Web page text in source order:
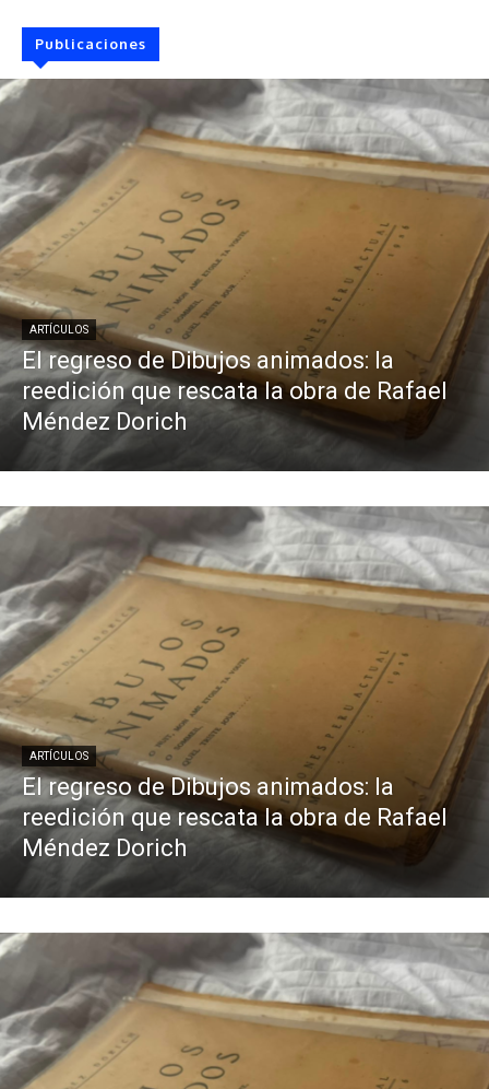
Publicaciones
ARTÍCULOS
El regreso de Dibujos animados: la
reedición que rescata la obra de Rafael
Méndez Dorich
ARTÍCULOS
El regreso de Dibujos animados: la
reedición que rescata la obra de Rafael
Méndez Dorich